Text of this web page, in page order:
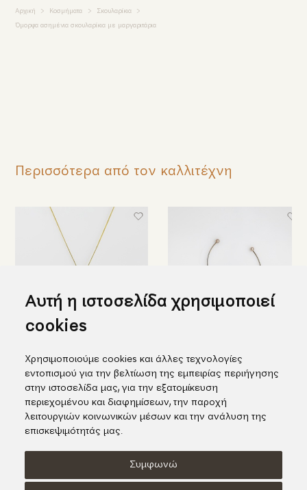
Αυτή η ιστοσελίδα χρησιμοποιεί
cookies
Χρησιμοποιούμε cookies και άλλες τεχνολογίες
εντοπισμού για την βελτίωση της εμπειρίας περιήγησης
στην ιστοσελίδα μας, για την εξατομίκευση
περιεχομένου και διαφημίσεων, την παροχή
λειτουργιών κοινωνικών μέσων και την ανάλυση της
επισκεψιμότητάς μας.
Συμφωνώ
Αρχική Κοσμήματα Σκουλαρίκια
Όμορφα ασημένια σκουλαρίκια με μαργαριτάρια
Περισσότερα από τον καλλιτέχνη
Χρυσό μενταγιόν σε σχήμα
λουλουδιού με μαργαριτάρι
Μακριά ασημένια σκουλαρίκια
σε σχήμα λουλουδιού με
μαργαριτάρια
224,00€